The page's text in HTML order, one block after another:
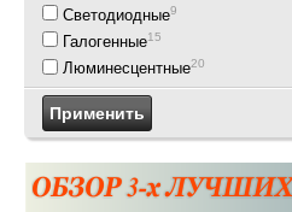
Светодиодные9
Галогенные15
Люминесцентные20